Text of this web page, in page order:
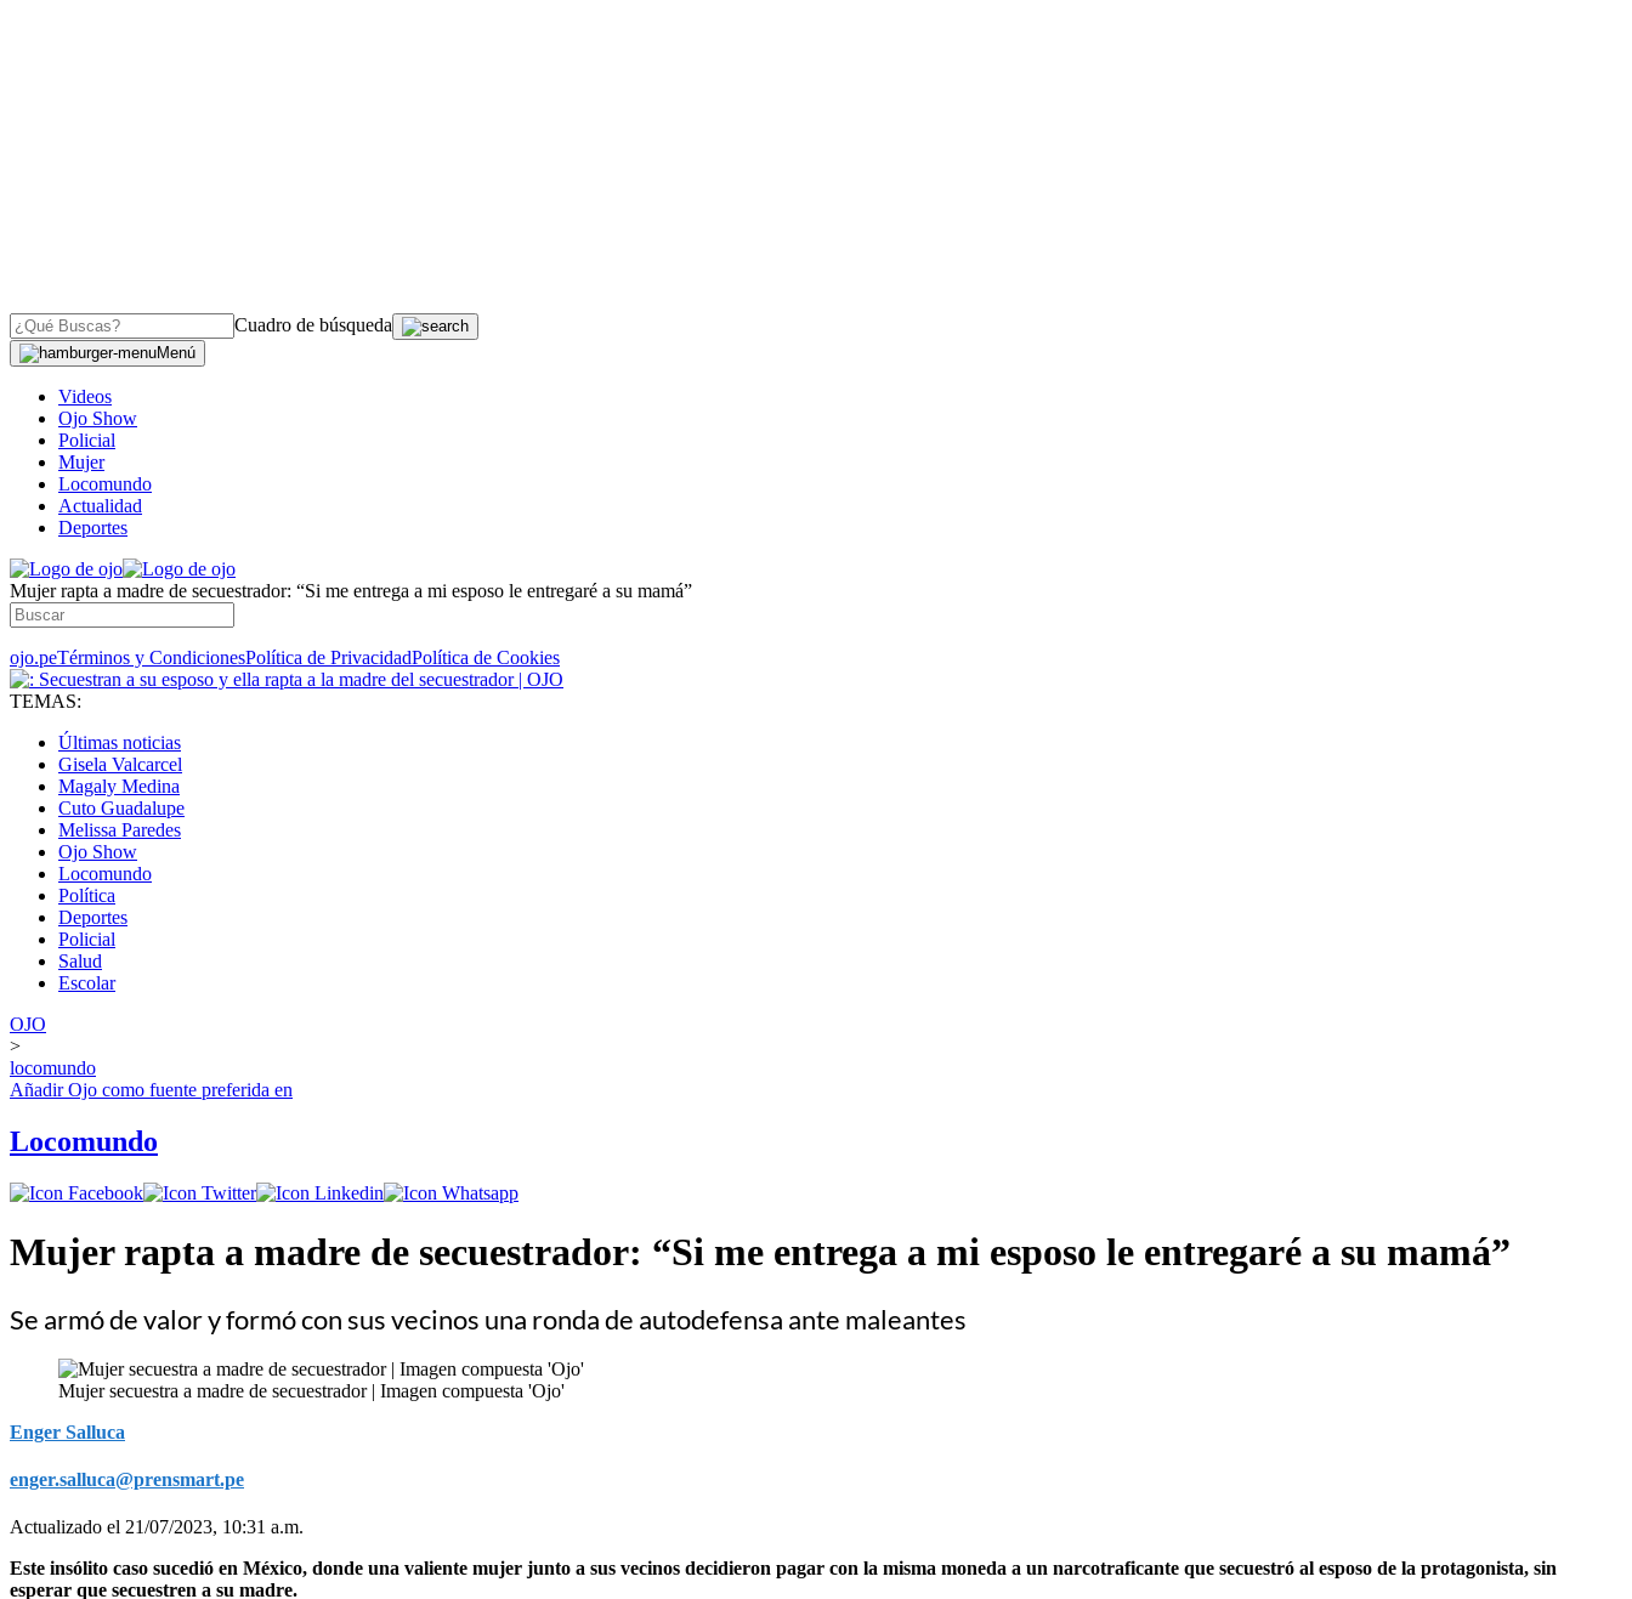
Cuadro de búsqueda
Menú
Videos
Ojo Show
Policial
Mujer
Locomundo
Actualidad
Deportes
Mujer rapta a madre de secuestrador: “Si me entrega a mi esposo le entregaré a su mamá”
ojo.peTérminos y CondicionesPolítica de PrivacidadPolítica de Cookies
TEMAS:
Últimas noticias
Gisela Valcarcel
Magaly Medina
Cuto Guadalupe
Melissa Paredes
Ojo Show
Locomundo
Política
Deportes
Policial
Salud
Escolar
OJO
>
locomundo
AñadirOjo como fuente preferida en
Locomundo
Mujer rapta a madre de secuestrador: “Si me entrega a mi esposo le entregaré a su mamá”
Se armó de valor y formó con sus vecinos una ronda de autodefensa ante maleantes
Mujer secuestra a madre de secuestrador | Imagen compuesta 'Ojo'
Enger Salluca
enger.salluca@prensmart.pe
Actualizado el 21/07/2023, 10:31 a.m.
Este insólito caso sucedió en México, donde una valiente mujer junto a sus vecinos decidieron pagar con la misma moneda a un narcotraficante que secuestró al esposo de la protagonista, sin
esperar que secuestren a su madre.